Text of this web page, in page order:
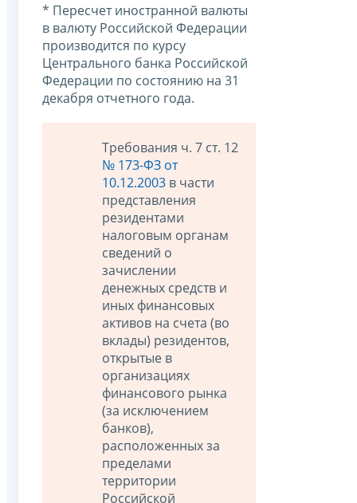
* Пересчет иностранной валюты
в валюту Российской Федерации
производится по курсу
Центрального банка Российской
Федерации по состоянию на 31
декабря отчетного года.
Требования ч. 7 ст. 12
№ 173-ФЗ от
10.12.2003 в части
представления
резидентами
налоговым органам
сведений о
зачислении
денежных средств и
иных финансовых
активов на счета (во
вклады) резидентов,
открытые в
организациях
финансового рынка
(за исключением
банков),
расположенных за
пределами
территории
Российской